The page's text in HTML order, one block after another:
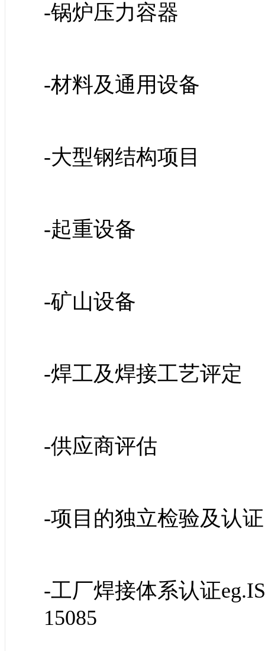
-锅炉压力容器
-材料及通用设备
-大型钢结构项目
-起重设备
-矿山设备
-焊工及焊接工艺评定
-供应商评估
-项目的独立检验及认证
-工厂焊接体系认证
15085